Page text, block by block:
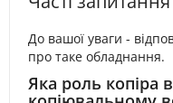
До вашої уваги -
про таке обладнання.
Яка роль копіра